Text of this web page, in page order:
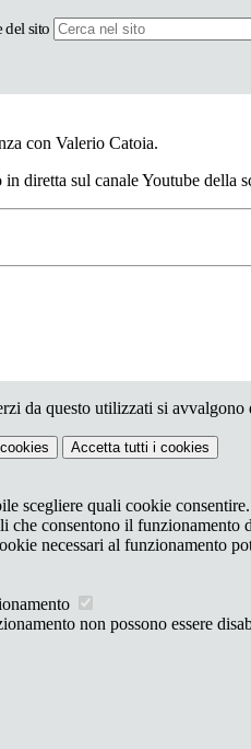
del sito
con Valerio Catoia.
diretta sul canale Youtube della
da questo utilizzati si
Accetta tutti i cookies
scegliere quali cookie consentire.
che consentono il funzionamento
necessari al funzionamento
non possono essere